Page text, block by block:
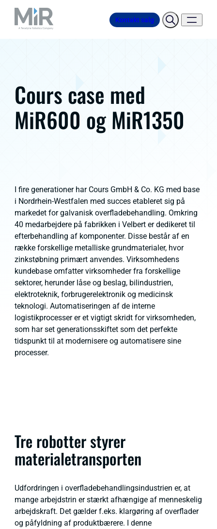
Kontakt salg
Cours case med
MiR600 og MiR1350
I fire generationer har Cours GmbH & Co. KG med base
i Nordrhein-Westfalen med succes etableret sig på
markedet for galvanisk overfladebehandling. Omkring
40 medarbejdere på fabrikken i Velbert er dedikeret til
efterbehandling af komponenter. Disse består af en
række forskellige metalliske grundmaterialer, hvor
zinkstøbning primært anvendes. Virksomhedens
kundebase omfatter virksomheder fra forskellige
sektorer, herunder låse og beslag, bilindustrien,
elektroteknik, forbrugerelektronik og medicinsk
teknologi. Automatiseringen af de interne
logistikprocesser er et vigtigt skridt for virksomheden,
som har set generationsskiftet som det perfekte
tidspunkt til at modernisere og automatisere sine
processer.
Tre robotter styrer
materialetransporten
Udfordringen i overfladebehandlingsindustrien er, at
mange arbejdstrin er stærkt afhængige af menneskelig
arbejdskraft. Det gælder f.eks. klargøring af overflader
og påfyldning af produktbærere. I denne